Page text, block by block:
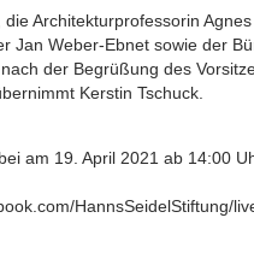
die Architekturprofessorin
Jan Weber-Ebnet sowie der
der Begrüßung des
Kerstin Tschuck.
am 19. April 2021 ab 14:00
HannsSeidelStiftung/